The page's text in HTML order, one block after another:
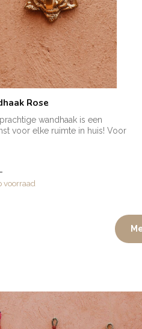
Rose
wandhaak is een
voor elke ruimte in huis! Voor
voorraad